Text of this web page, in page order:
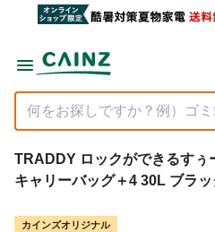
TRADDY ロックができるすぅ
キャリーバッグ＋4 30L ブラ
カインズオリジナル